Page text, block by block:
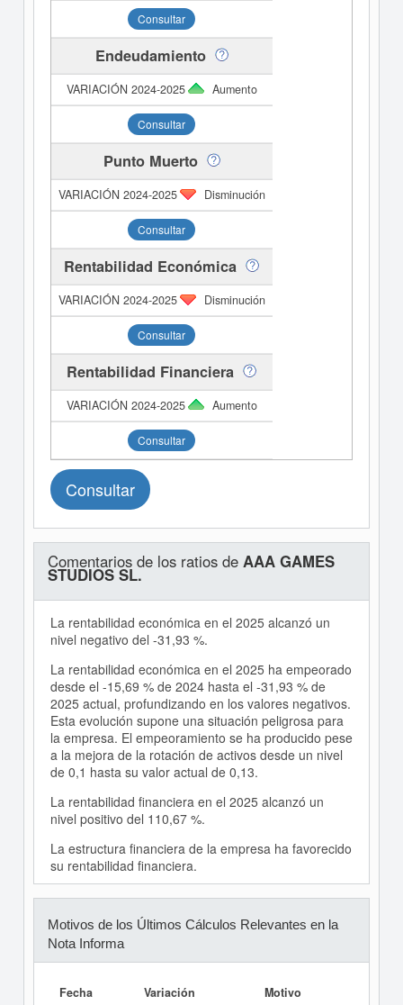
Consultar
Endeudamiento
Aumento
Consultar
Punto Muerto
Disminución
Consultar
Rentabilidad Económica
Disminución
Consultar
Rentabilidad Financiera
Aumento
Consultar
Consultar
Comentarios de los ratios de AAA GAMES
STUDIOS SL.
La rentabilidad económica en el 2025 alcanzó un
nivel negativo del -31,93 %.
La rentabilidad económica en el 2025 ha empeorado
desde el -15,69 % de 2024 hasta el -31,93 % de
2025 actual, profundizando en los valores negativos.
Esta evolución supone una situación peligrosa para
la empresa. El empeoramiento se ha producido pese
a la mejora de la rotación de activos desde un nivel
de 0,1 hasta su valor actual de 0,13.
La rentabilidad financiera en el 2025 alcanzó un
nivel positivo del 110,67 %.
La estructura financiera de la empresa ha favorecido
su rentabilidad financiera.
Motivos de los Últimos Cálculos Relevantes en la
Nota Informa
Fecha Variación Motivo